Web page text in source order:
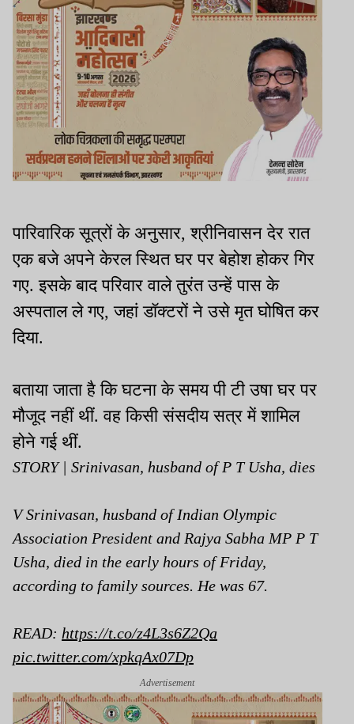
पारिवारिक सूत्रों के अनुसार, श्रीनिवासन देर रात
एक बजे अपने केरल स्थित घर पर बेहोश होकर गिर
गए. इसके बाद परिवार वाले तुरंत उन्हें पास के
अस्पताल ले गए, जहां डॉक्टरों ने उसे मृत घोषित कर
दिया.
बताया जाता है कि घटना के समय पी टी उषा घर पर
मौजूद नहीं थीं. वह किसी संसदीय सत्र में शामिल
होने गई थीं.
STORY | Srinivasan, husband of P T Usha, dies
V Srinivasan, husband of Indian Olympic
Association President and Rajya Sabha MP P T
Usha, died in the early hours of Friday,
according to family sources. He was 67.
READ: https://t.co/z4L3s6Z2Qa
pic.twitter.com/xpkqAx07Dp
Advertisement